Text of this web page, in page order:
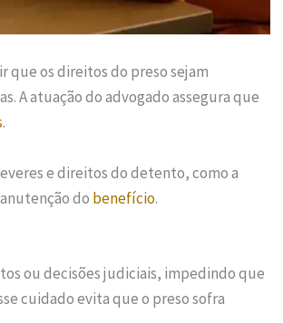
que os direitos do preso sejam
A atuação do advogado assegura que
.
e direitos do detento, como a
do benefício.
ou decisões judiciais, impedindo que
cuidado evita que o preso sofra